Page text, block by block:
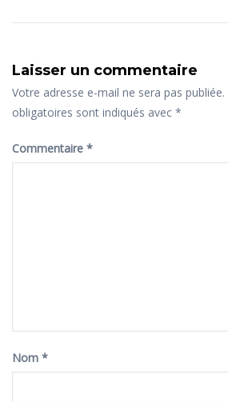
Laisser un commentaire
Votre adresse e-mail ne sera pas publiée.
obligatoires sont indiqués avec *
Commentaire *
Nom *